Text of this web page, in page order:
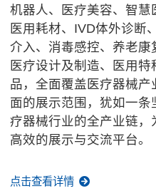
机器人、医疗美容、智慧
医用耗材、IVD体外诊断
介入、消毒感控、养老康
医疗设计及制造、医用
品，全面覆盖医疗器械
面的展示范围，犹如一
疗器械行业的全产业链
高效的展示与交流平台。
点击查看详情